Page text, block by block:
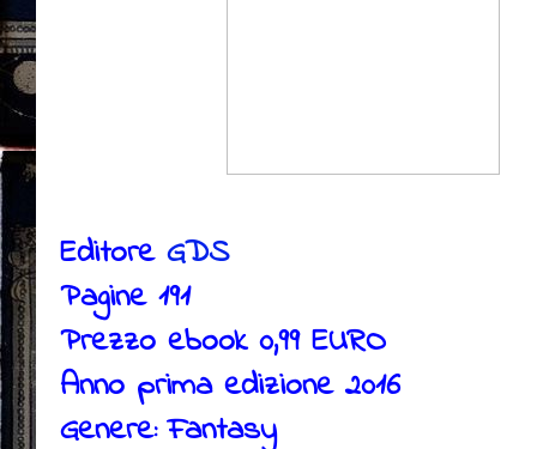
Editore GDS
Pagine 191
Prezzo ebook 0,99 EURO
Anno prima edizione 2016
Genere: Fantasy